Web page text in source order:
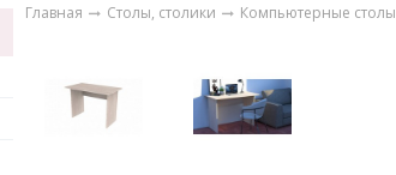
Главная Столы, столики Компьютерные столы